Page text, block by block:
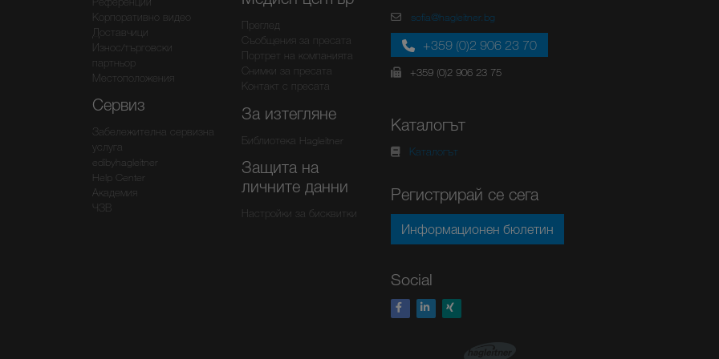
Корпоративно видео
Доставчици
Износ/търговски
партньор
Местоположения
Сервиз
Забележителна сервизна
услуга
edibyhagleitner
Help Center
Академия
ЧЗВ
Преглед
Съобщения за пресата
Портрет на компанията
Снимки за пресата
Контакт с пресата
За изтегляне
Библиотека Hagleitner
Защита на
личните данни
Настройки за бисквитки
sofia@hagleitner.bg
+359 (0)2 906 23 70
+359 (0)2 906 23 75
Каталогът
Каталогът
Регистрирай се сега
Информационен бюлетин
Social